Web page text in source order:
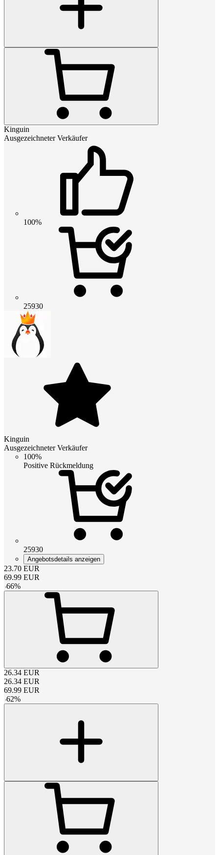
Kinguin
Ausgezeichneter Verkäufer
100%
25930
Kinguin
Ausgezeichneter Verkäufer
100%
Positive Rückmeldung
25930
Angebotsdetails anzeigen
23.70 EUR
69.99 EUR
-66%
26.34 EUR
26.34 EUR
69.99 EUR
-62%